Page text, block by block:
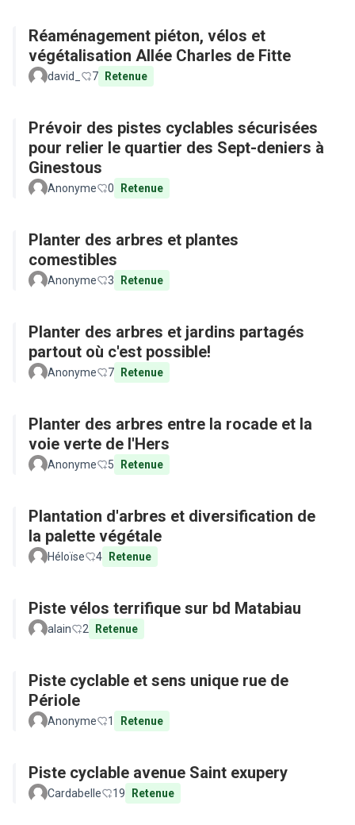
Réaménagement piéton, vélos et
végétalisation Allée Charles de Fitte
david_ 7 Retenue
Prévoir des pistes cyclables sécurisées
pour relier le quartier des Sept-deniers à
Ginestous
Anonyme 0 Retenue
Planter des arbres et plantes
comestibles
Anonyme 3 Retenue
Planter des arbres et jardins partagés
partout où c'est possible!
Anonyme 7 Retenue
Planter des arbres entre la rocade et la
voie verte de l'Hers
Anonyme 5 Retenue
Plantation d'arbres et diversification de
la palette végétale
Héloïse 4 Retenue
Piste vélos terrifique sur bd Matabiau
alain 2 Retenue
Piste cyclable et sens unique rue de
Périole
Anonyme 1 Retenue
Piste cyclable avenue Saint exupery
Cardabelle 19 Retenue